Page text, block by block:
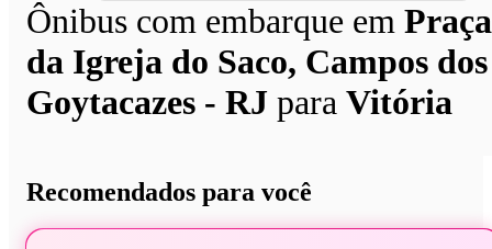
Ônibus com embarque em Praça
da Igreja do Saco, Campos dos
Goytacazes - RJ para Vitória
Recomendados para você